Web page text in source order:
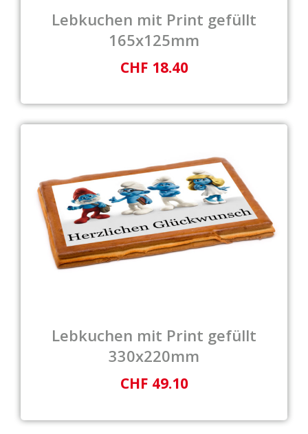
Lebkuchen mit Print gefüllt
165x125mm
CHF 18.40
Lebkuchen mit Print gefüllt
330x220mm
CHF 49.10